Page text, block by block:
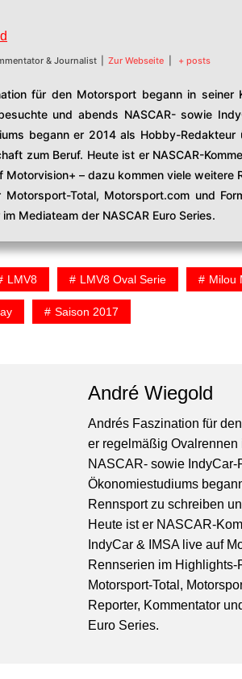
& Journalist Zur Webseite + posts
für den Motorsport begann in seiner
und abends NASCAR- sowie
begann er 2014 als Hobby-
zum Beruf. Heute ist er NASCAR-
Motorvision+ – dazu kommen viele weitere
Total, Motorsport.com und
Mediateam der NASCAR Euro Series.
LMV8 LMV8 Oval Serie Milou
Saison 2017
André Wiegold
Andrés Faszination für
er regelmäßig
NASCAR- sowie
Ökonomiestudiums
Rennsport zu schreiben
Heute ist er NASCAR-
IndyCar & IMSA live auf
Rennserien im Highlights-
Motorsport-Total,
Reporter, Kommentator
Euro Series.